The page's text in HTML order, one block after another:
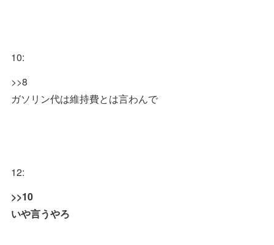
10:
>>8
ガソリン代は維持費とは言わんで
12:
>>10
いや言うやろ